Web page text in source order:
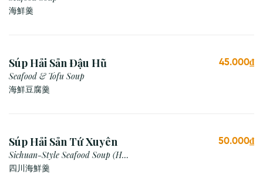
海鮮羹
Súp Hải Sản Đậu Hũ
Seafood & Tofu Soup
海鮮豆腐羹
45.000₫
Súp Hải Sản Tứ Xuyên
Sichuan-Style Seafood Soup (Hot
& Sour)
四川海鮮羹
50.000₫